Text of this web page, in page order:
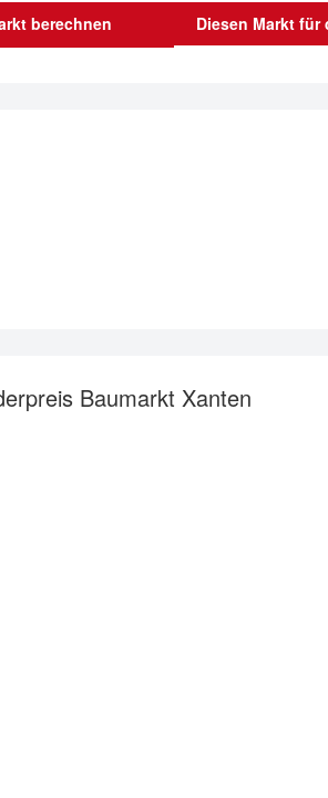
berechnen Diesen Markt
Baumarkt Xanten